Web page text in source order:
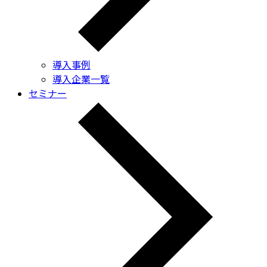
導入事例
導入企業一覧
セミナー